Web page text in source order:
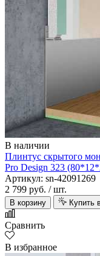
В наличии
Плинтус скрытого
Pro Design 323
Артикул: sn-42091269
2 799 руб. / шт.
В корзину Купить
Сравнить
В избранное